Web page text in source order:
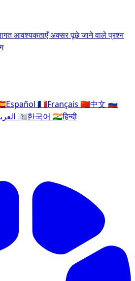
आवश्यकताएँअक्सर पूछे जाने वाले प्रश्न
Español 🇫🇷Français 🇨🇳中文 🇷🇺
🇰🇷한국어 🇮🇳हिन्दी